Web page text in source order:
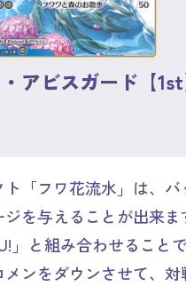
・アビスガード【
ト「フワ花流水」は、
を与えることが出来ま
」と組み合わせること
ンをダウンさせて、